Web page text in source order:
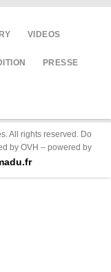
VIDEOS
PRESSE
All rights reserved. Do
by OVH – powered by